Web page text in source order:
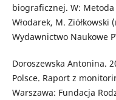
biograficznej. W:
Włodarek, M. Ziółkowski
Wydawnictwo Naukowe
Doroszewska Antonina.
Polsce. Raport z
Warszawa: Fundacja